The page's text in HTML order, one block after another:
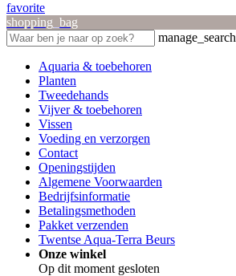
favorite
shopping_bag
manage_search
Aquaria & toebehoren
Planten
Tweedehands
Vijver & toebehoren
Vissen
Voeding en verzorgen
Contact
Openingstijden
Algemene Voorwaarden
Bedrijfsinformatie
Betalingsmethoden
Pakket verzenden
Twentse Aqua-Terra Beurs
Onze winkel
Op dit moment gesloten